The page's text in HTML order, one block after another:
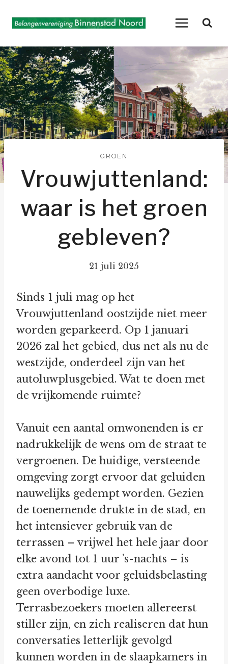
naar
GROEN
Vrouwjuttenland:
waar is het groen
gebleven?
21 juli 2025
Sinds 1 juli mag op het
Vrouwjuttenland oostzijde niet meer
worden geparkeerd. Op 1 januari
2026 zal het gebied, dus net als nu de
westzijde, onderdeel zijn van het
autoluwplusgebied. Wat te doen met
de vrijkomende ruimte?
Vanuit een aantal omwonenden is er
nadrukkelijk de wens om de straat te
vergroenen. De huidige, versteende
omgeving zorgt ervoor dat geluiden
nauwelijks gedempt worden. Gezien
de toenemende drukte in de stad, en
het intensiever gebruik van de
terrassen – vrijwel het hele jaar door
elke avond tot 1 uur ’s-nachts – is
extra aandacht voor geluidsbelasting
geen overbodige luxe.
Terrasbezoekers moeten allereerst
stiller zijn, en zich realiseren dat hun
conversaties letterlijk gevolgd
kunnen worden in de slaapkamers in